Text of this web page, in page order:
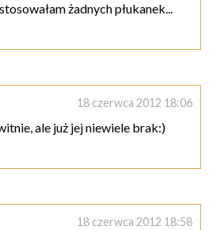
żadnych płukanek...
18 czerwca 2012 18:06
ale już jej niewiele brak:)
18 czerwca 2012 18:58